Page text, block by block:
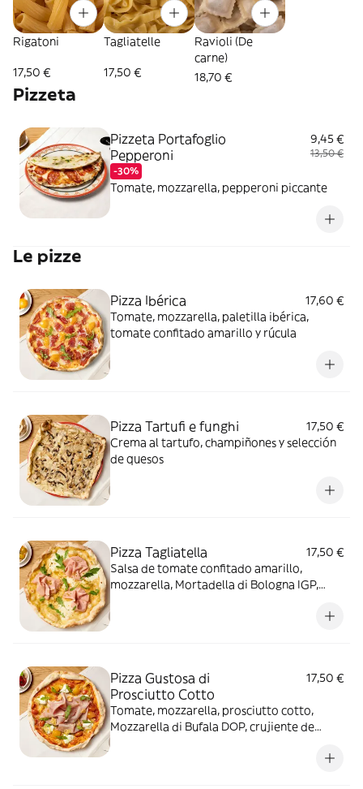
Rigatoni
17,50 €
Tagliatelle
17,50 €
Ravioli (De
carne)
18,70 €
Pizzeta
Pizzeta Portafoglio
Pepperoni
-30%
9,45 €
13,50 €
Tomate, mozzarella, pepperoni piccante
Le pizze
Pizza Ibérica
17,60 €
Tomate, mozzarella, paletilla ibérica,
tomate confitado amarillo y rúcula
Pizza Tartufi e funghi
17,50 €
Crema al tartufo, champiñones y selección
de quesos
Pizza Tagliatella
17,50 €
Salsa de tomate confitado amarillo,
mozzarella, Mortadella di Bologna IGP,
Pizza Gustosa di
Prosciutto Cotto
17,50 €
Tomate, mozzarella, prosciutto cotto,
Mozzarella di Bufala DOP, crujiente de